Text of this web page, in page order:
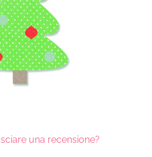
una recensione?